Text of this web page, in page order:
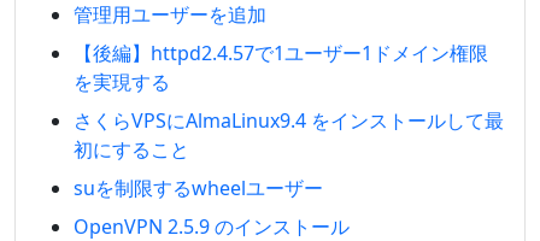
管理用ユーザーを追加
【後編】httpd2.4.57で1ユーザー1ドメイン権限
を実現する
さくらVPSにAlmaLinux9.4 をインストールして最
初にすること
suを制限するwheelユーザー
OpenVPN 2.5.9 のインストール